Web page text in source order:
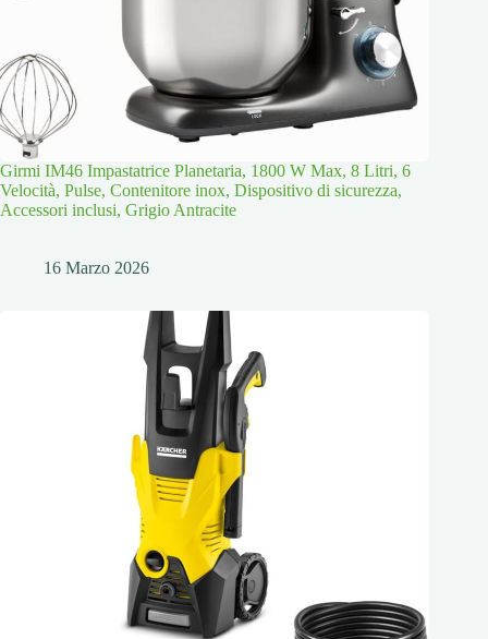
Girmi IM46 Impastatrice Planetaria, 1800 W Max, 8 Litri, 6
Velocità, Pulse, Contenitore inox, Dispositivo di sicurezza,
Accessori inclusi, Grigio Antracite
16 Marzo 2026